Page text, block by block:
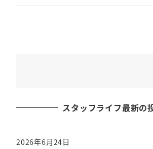
スタッフライフ最新の
2026年6月24日